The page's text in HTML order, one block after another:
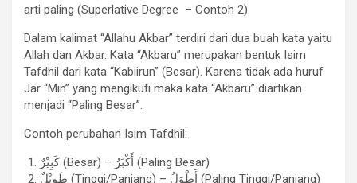
arti paling (Superlative Degree – Contoh 2)
Dalam kalimat “Allahu Akbar” terdiri dari dua buah kata yaitu
Allah dan Akbar. Kata “Akbaru” merupakan bentuk Isim
Tafdhil dari kata “Kabiirun” (Besar). Karena tidak ada huruf
Jar “Min” yang mengikuti maka kata “Akbaru” diartikan
menjadi “Paling Besar”.
Contoh perubahan Isim Tafdhil:
كَبِيْرٌ (Besar) – أَكْبَرُ (Paling Besar)
طَوِيْلٌ (Tinggi/Panjang) – أَطْوَلُ (Paling Tinggi/Panjang)